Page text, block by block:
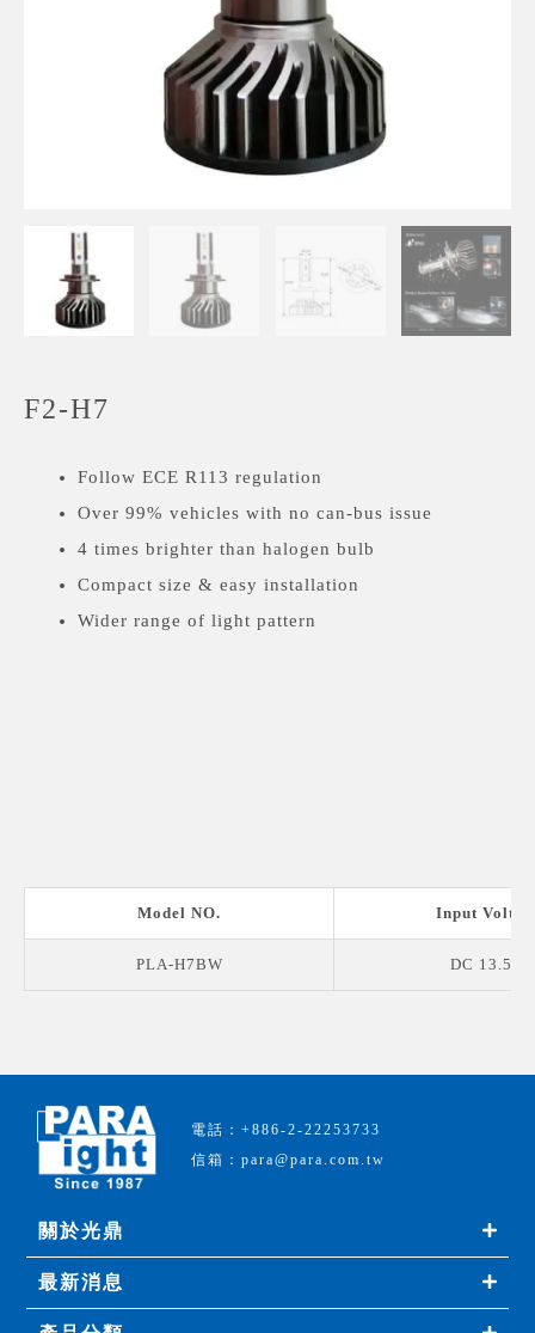
F2-H7
Follow ECE R113 regulation
Over 99% vehicles with no can-bus issue
4 times brighter than halogen bulb
Compact size & easy installation
Wider range of light pattern
Model NO. Input
PLA-H7BW DC 13.5 V
電話：+886-2-22253733
信箱：para@para.com.tw
關於光鼎
最新消息